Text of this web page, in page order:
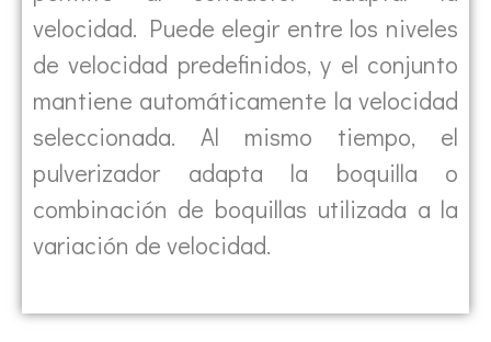
velocidad. Puede elegir entre los niveles
de velocidad predefinidos, y el conjunto
mantiene automáticamente la velocidad
seleccionada. Al mismo tiempo, el
pulverizador adapta la boquilla o
combinación de boquillas utilizada a la
variación de velocidad.